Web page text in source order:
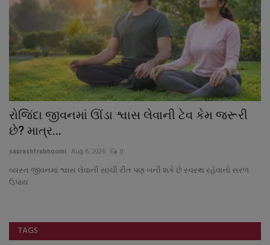
રોજિંદા જીવનમાં ઊંડા શ્વાસ લેવાની ટેવ કેમ જરૂરી
છે? માત્ર...
saurashtrabhoomi Aug 6, 2026 0
વ્યસ્ત જીવનમાં શ્વાસ લેવાની સાચી રીત પણ બની શકે છે સ્વસ્થ રહેવાનો સરળ
ઉપાય
TAGS